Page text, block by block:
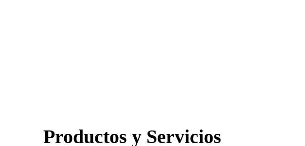
Productos y Servicios